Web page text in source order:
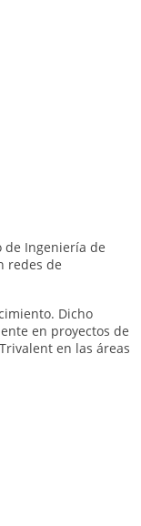
de Ingeniería de
redes de
Dicho
en proyectos de
en las áreas